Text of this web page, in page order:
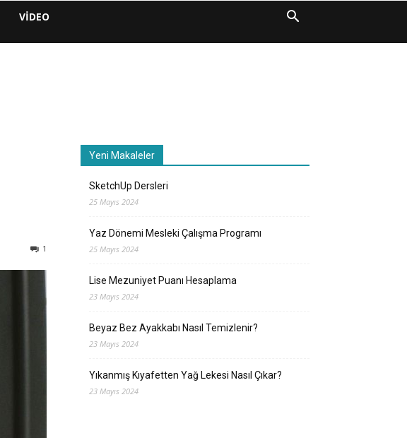
VIDEO
1
Yeni Makaleler
SketchUp Dersleri
25 Mayıs 2024
Yaz Dönemi Mesleki Çalışma Programı
25 Mayıs 2024
Lise Mezuniyet Puanı Hesaplama
23 Mayıs 2024
Beyaz Bez Ayakkabı Nasıl Temizlenir?
23 Mayıs 2024
Yıkanmış Kıyafetten Yağ Lekesi Nasıl Çıkar?
23 Mayıs 2024